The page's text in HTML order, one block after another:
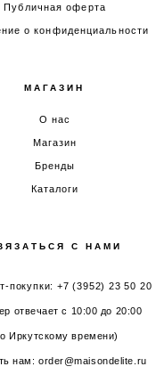
Публичная оферта
о конфиденциальности
МАГАЗИН
О нас
Магазин
Бренды
Каталоги
С НАМИ
покупки: +7 (3952) 23 50 20
отвечает с 10:00 до 20:00
Иркутскому времени)
нам: order@maisondelite.ru